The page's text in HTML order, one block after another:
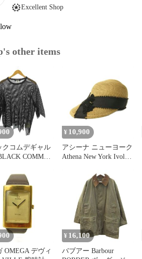
Excellent Shop
other items
クコムデギャル
COMME
メッシュランダム
オフクルーネッ
トソー プルオー
アシンメトリ
ブラック 1K-
¥ 10,900
アシーナ ニューヨーク
Athena New York Ivoly
ーパーキャップ 麦わら
帽子 リボン ベージュ
黒 ブラック 0808
OMEGA デヴィ
¥ 16,100
バブアー Barbour